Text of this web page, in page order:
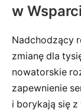
w
Nadchodzący
zmianę dla
nowatorskie
zapewnienie
i borykają się